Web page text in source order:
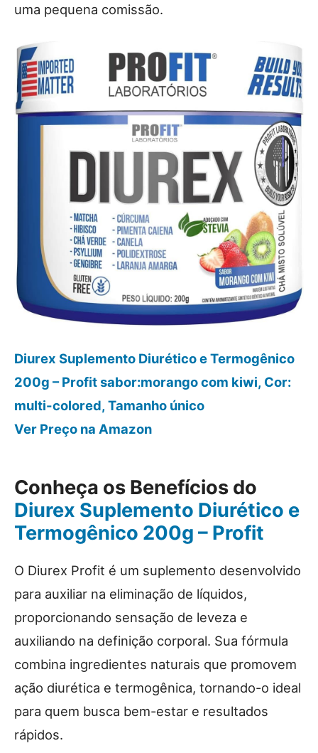
uma pequena comissão.
Diurex Suplemento Diurético e Termogênico
200g – Profit sabor:morango com kiwi, Cor:
multi-colored, Tamanho único
Ver Preço na Amazon
Conheça os Benefícios do
Diurex Suplemento Diurético e
Termogênico 200g – Profit
O Diurex Profit é um suplemento desenvolvido
para auxiliar na eliminação de líquidos,
proporcionando sensação de leveza e
auxiliando na definição corporal. Sua fórmula
combina ingredientes naturais que promovem
ação diurética e termogênica, tornando-o ideal
para quem busca bem-estar e resultados
rápidos.